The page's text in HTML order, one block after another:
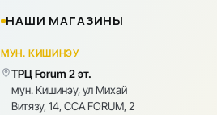
НАШИ МАГАЗИНЫ
МУН. КИШИНЭУ
ТРЦ Forum 2 эт.
мун. Кишинэу, ул Михай
Витязу, 14, CCA FORUM, 2